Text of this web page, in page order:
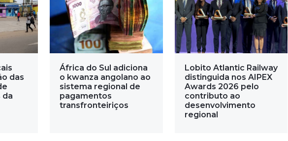
das
da
África do Sul adiciona
o kwanza angolano ao
sistema regional de
pagamentos
transfronteiriços
Lobito Atlantic Railway
distinguida nos AIPEX
Awards 2026 pelo
contributo ao
desenvolvimento
regional